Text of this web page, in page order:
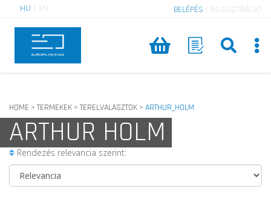
HU EN BELÉPÉS REGISZTRÁCIÓ
HOME > TERMEKEK > TERELVALASZTOK > ARTHUR_HOLM
ARTHUR HOLM
Rendezés relevancia szerint: